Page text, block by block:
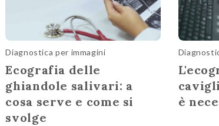
Diagnostica per immagini
Ecografia delle
ghiandole salivari: a
cosa serve e come si
svolge
è